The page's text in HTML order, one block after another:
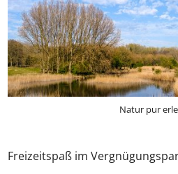
Natur pur
Freizeitspaß im